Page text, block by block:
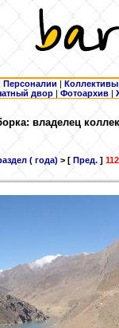
Персоналии | Коллективы
двор |Фотоархив |
владелец
( года) > [ Пред. ]